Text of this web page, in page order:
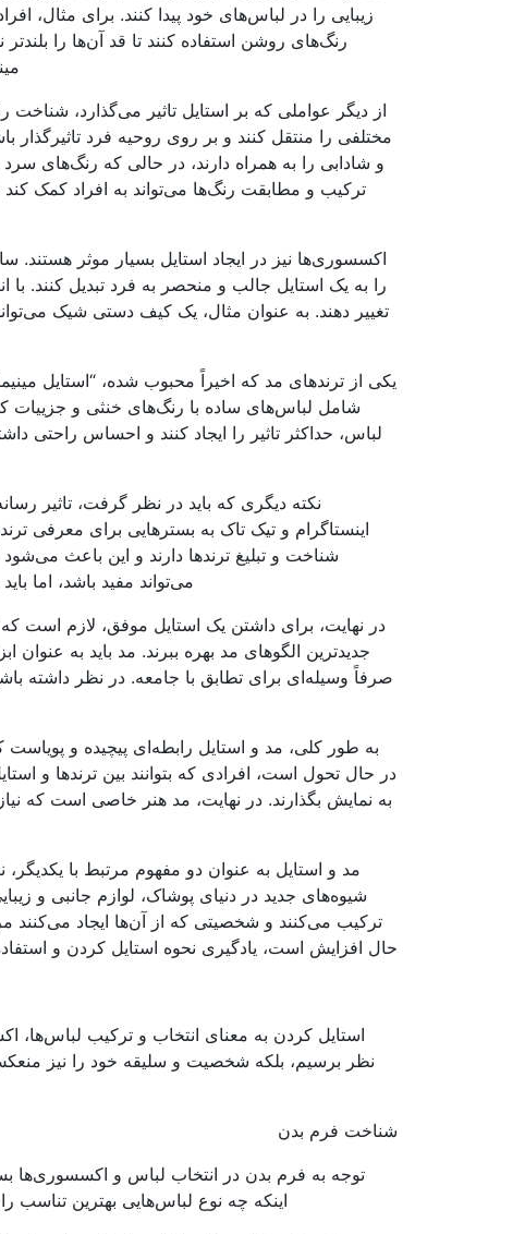
زیبایی را در لباس‌های خود پیدا کنند. برای مثال،
رنگ‌های روشن استفاده کنند تا قد آن‌ها را
از دیگر عواملی که بر استایل تاثیر می‌گذارد،
مختلفی را منتقل کنند و بر روی روحیه فرد
و شادابی را به همراه دارند، در حالی که رنگ‌های
ترکیب و مطابقت رنگ‌ها می‌تواند به افراد کمک
اکسسوری‌ها نیز در ایجاد استایل بسیار موثر هستند.
را به یک استایل جالب و منحصر به فرد تبدیل کنند.
تغییر دهند. به عنوان مثال، یک کیف دستی شیک
یکی از ترندهای مد که اخیراً محبوب شده، “استایل
شامل لباس‌های ساده با رنگ‌های خنثی و جزییات
لباس، حداکثر تاثیر را ایجاد کنند و احساس راحتی
نکته دیگری که باید در نظر گرفت، تاثیر
اینستاگرام و تیک تاک به بسترهایی برای معرفی
شناخت و تبلیغ ترندها دارند و این باعث
می‌تواند مفید باشد، اما
در نهایت، برای داشتن یک استایل موفق، لازم است
جدیدترین الگوهای مد بهره ببرند. مد باید به
صرفاً وسیله‌ای برای تطابق با جامعه. در نظر داشته
به طور کلی، مد و استایل رابطه‌ای پیچیده و
در حال تحول است، افرادی که بتوانند بین ترندها و
به نمایش بگذارند. در نهایت، مد هنر خاصی است که
مد و استایل به عنوان دو مفهوم مرتبط با
شیوه‌های جدید در دنیای پوشاک، لوازم جانبی و
ترکیب می‌کنند و شخصیتی که از آن‌ها ایجاد می‌کنند
حال افزایش است، یادگیری نحوه استایل کردن و
استایل کردن به معنای انتخاب و ترکیب لباس‌ها،
نظر برسیم، بلکه شخصیت و سلیقه خود را نیز
شناخت فرم بدن
توجه به فرم بدن در انتخاب لباس و
اینکه چه نوع لباس‌هایی بهترین تناسب